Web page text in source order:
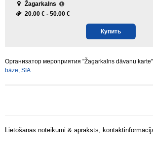
Žagarkalns
20.00 € - 50.00 €
Купить
Организатор мероприятия "Žagarkalns dāvanu
bāze, SIA
Lietošanas noteikumi & apraksts,